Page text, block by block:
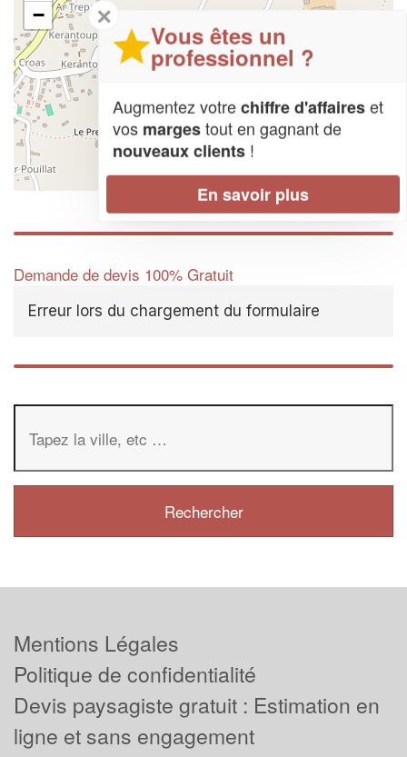
−
Demande de devis 100% Gratuit
Erreur lors du chargement du formulaire
✕
Vous êtes un
professionnel ?
Augmentez votrechiffre d'affaireset
vos margestout en gagnant de
nouveaux clients !
En savoir plus
Mentions Légales
Politique de confidentialité
Devis paysagiste gratuit : Estimation en
ligne et sans engagement